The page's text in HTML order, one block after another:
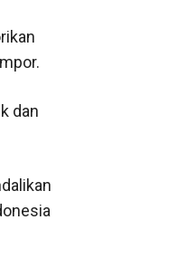
dan